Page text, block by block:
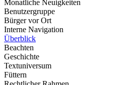
Monatliche Neuigkeiten
Benutzergruppe
Bürger vor Ort
Interne Navigation
Überblick
Beachten
Geschichte
Textuniversum
Füttern